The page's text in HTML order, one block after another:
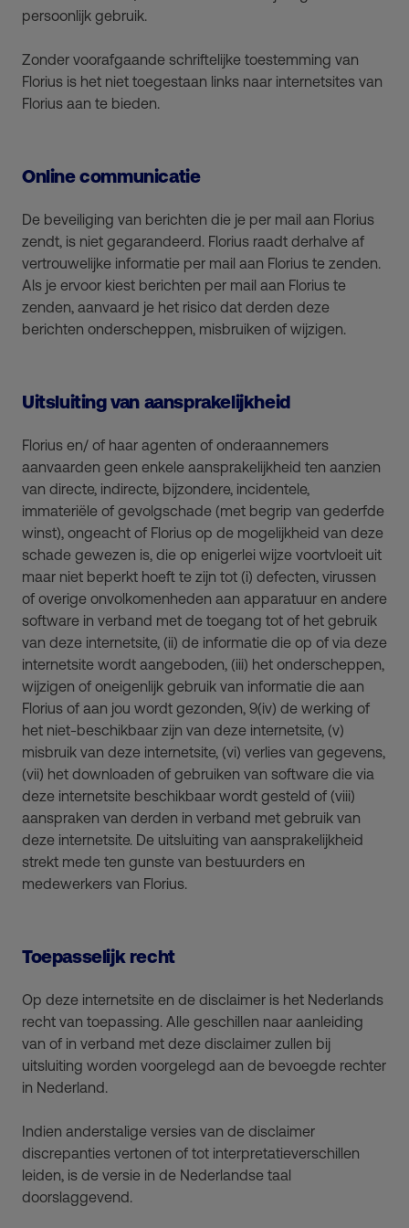
persoonlijk gebruik.
Zonder voorafgaande schriftelijke toestemming van
Florius is het niet toegestaan links naar internetsites van
Florius aan te bieden.
Online communicatie
De beveiliging van berichten die je per mail aan Florius
zendt, is niet gegarandeerd. Florius raadt derhalve af
vertrouwelijke informatie per mail aan Florius te zenden.
Als je ervoor kiest berichten per mail aan Florius te
zenden, aanvaard je het risico dat derden deze
berichten onderscheppen, misbruiken of wijzigen.
Uitsluiting van aansprakelijkheid
Florius en/ of haar agenten of onderaannemers
aanvaarden geen enkele aansprakelijkheid ten aanzien
van directe, indirecte, bijzondere, incidentele,
immateriële of gevolgschade (met begrip van gederfde
winst), ongeacht of Florius op de mogelijkheid van deze
schade gewezen is, die op enigerlei wijze voortvloeit uit
maar niet beperkt hoeft te zijn tot (i) defecten, virussen
of overige onvolkomenheden aan apparatuur en andere
software in verband met de toegang tot of het gebruik
van deze internetsite, (ii) de informatie die op of via deze
internetsite wordt aangeboden, (iii) het onderscheppen,
wijzigen of oneigenlijk gebruik van informatie die aan
Florius of aan jou wordt gezonden, 9(iv) de werking of
het niet-beschikbaar zijn van deze internetsite, (v)
misbruik van deze internetsite, (vi) verlies van gegevens,
(vii) het downloaden of gebruiken van software die via
deze internetsite beschikbaar wordt gesteld of (viii)
aanspraken van derden in verband met gebruik van
deze internetsite. De uitsluiting van aansprakelijkheid
strekt mede ten gunste van bestuurders en
medewerkers van Florius.
Toepasselijk recht
Op deze internetsite en de disclaimer is het Nederlands
recht van toepassing. Alle geschillen naar aanleiding
van of in verband met deze disclaimer zullen bij
uitsluiting worden voorgelegd aan de bevoegde rechter
in Nederland.
Indien anderstalige versies van de disclaimer
discrepanties vertonen of tot interpretatieverschillen
leiden, is de versie in de Nederlandse taal
doorslaggevend.